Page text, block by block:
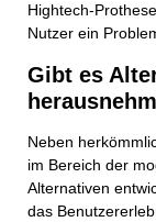
Hightech-
Nutzer ein
Gibt es
Neben
im Bereich der
Alternativen
das